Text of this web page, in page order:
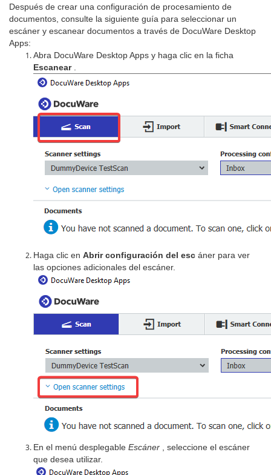
Después de crear una configuración de procesamiento de
documentos, consulte la siguiente guía para seleccionar un
escáner y escanear documentos a través de DocuWare Desktop
Apps:
Abra DocuWare Desktop Apps y haga clic en la ficha
Escanear
Haga clic en Abrir configuración del esc áner para ver
las opciones adicionales del escáner.
En el menú desplegable Escáner
, seleccione el escáner
que desea utilizar.